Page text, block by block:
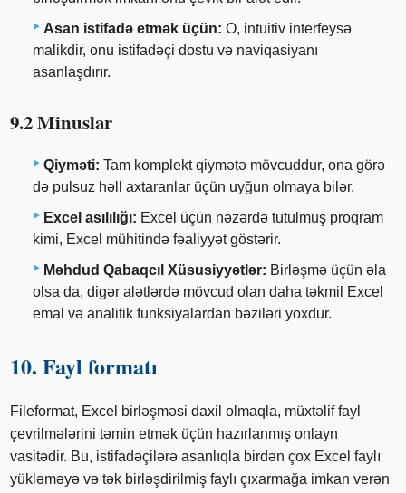
Asan istifadə etmək üçün: O, intuitiv interfeysə
malikdir, onu istifadəçi dostu və naviqasiyanı
asanlaşdırır.
9.2 Minuslar
Qiyməti: Tam komplekt qiymətə mövcuddur, ona görə
də pulsuz həll axtaranlar üçün uyğun olmaya bilər.
Excel asılılığı: Excel üçün nəzərdə tutulmuş proqram
kimi, Excel mühitində fəaliyyət göstərir.
Məhdud Qabaqcıl Xüsusiyyətlər: Birləşmə üçün əla
olsa da, digər alətlərdə mövcud olan daha təkmil Excel
emal və analitik funksiyalardan bəziləri yoxdur.
10. Fayl formatı
Fileformat, Excel birləşməsi daxil olmaqla, müxtəlif fayl
çevrilmələrini təmin etmək üçün hazırlanmış onlayn
vasitədir. Bu, istifadəçilərə asanlıqla birdən çox Excel faylı
yükləməyə və tək birləşdirilmiş faylı çıxarmağa imkan verən